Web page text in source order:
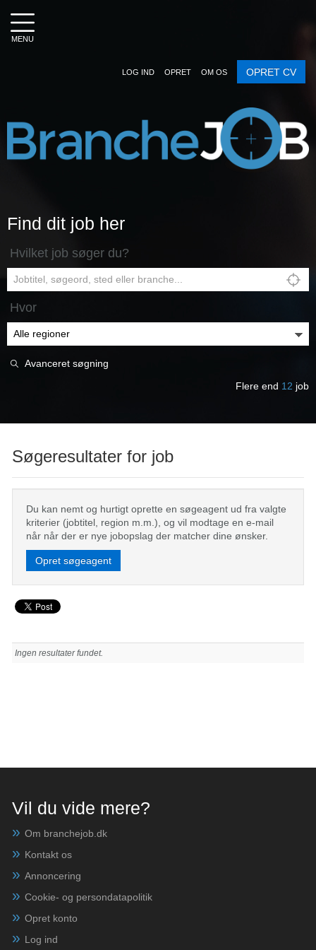
MENU
LOG IND OPRET OM OS OPRET CV
Find dit job her
Hvilket job søger du?
Hvor
Avanceret søgning
Flere end 12 job
Søgeresultater for job
Du kan nemt og hurtigt oprette en søgeagent ud fra valgte
kriterier (jobtitel, region m.m.), og vil modtage en e-mail
når når der er nye jobopslag der matcher dine ønsker.
Opret søgeagent
Ingen resultater fundet.
Vil du vide mere?
Om branchejob.dk
Kontakt os
Annoncering
Cookie- og persondatapolitik
Opret konto
Log ind